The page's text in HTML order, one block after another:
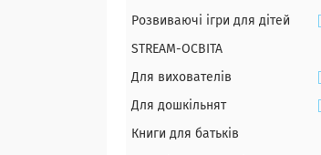
Розвиваючі ігри для дітей
STREAM-ОСВІТА
Для вихователів
Для дошкільнят
Книги для батьків